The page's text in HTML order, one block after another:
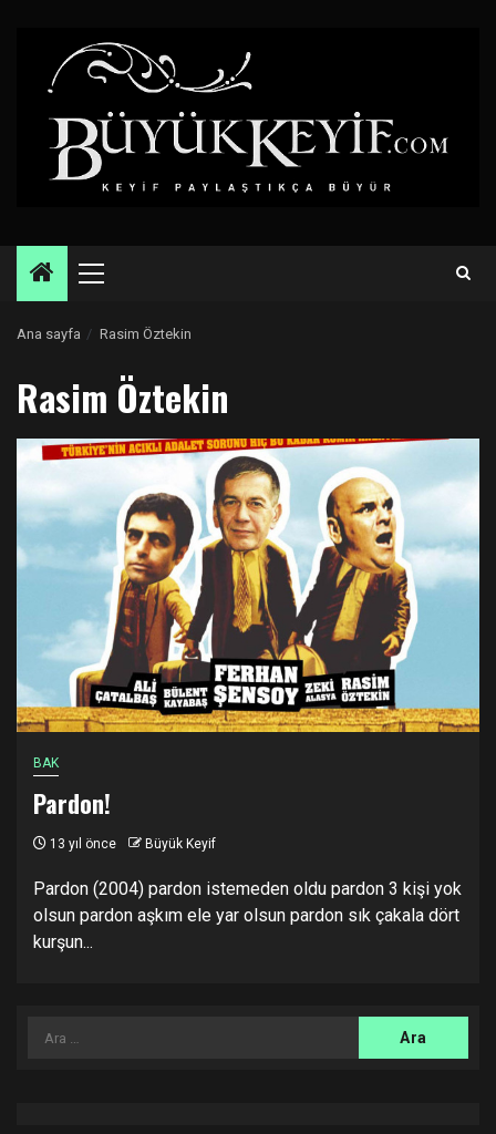
Primary
Ana sayfa Rasim Öztekin
Rasim Öztekin
BAK
Pardon!
13 yıl önce Büyük Keyif
Pardon (2004) pardon istemeden oldu pardon 3 kişi yok
olsun pardon aşkım ele yar olsun pardon sık çakala dört
kurşun...
Arama: